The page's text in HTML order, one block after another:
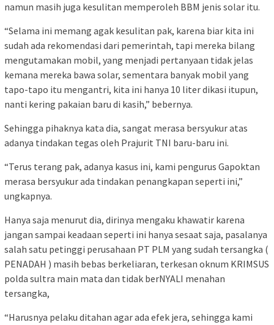
namun masih juga kesulitan memperoleh BBM jenis solar itu.
“Selama ini memang agak kesulitan pak, karena biar kita ini
sudah ada rekomendasi dari pemerintah, tapi mereka bilang
mengutamakan mobil, yang menjadi pertanyaan tidak jelas
kemana mereka bawa solar, sementara banyak mobil yang
tapo-tapo itu mengantri, kita ini hanya 10 liter dikasi itupun,
nanti kering pakaian baru di kasih,” bebernya.
Sehingga pihaknya kata dia, sangat merasa bersyukur atas
adanya tindakan tegas oleh Prajurit TNI baru-baru ini.
“Terus terang pak, adanya kasus ini, kami pengurus Gapoktan
merasa bersyukur ada tindakan penangkapan seperti ini,”
ungkapnya.
Hanya saja menurut dia, dirinya mengaku khawatir karena
jangan sampai keadaan seperti ini hanya sesaat saja, pasalanya
salah satu petinggi perusahaan PT PLM yang sudah tersangka (
PENADAH ) masih bebas berkeliaran, terkesan oknum KRIMSUS
polda sultra main mata dan tidak berNYALI menahan
tersangka,
“Harusnya pelaku ditahan agar ada efek jera, sehingga kami